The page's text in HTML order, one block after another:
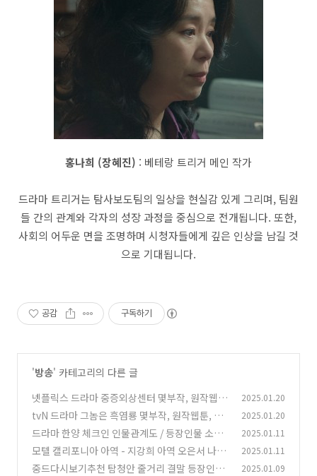
홍나희 (장혜진) : 베테랑 트리거 메인 작가
드라마 트리거는 탐사보도팀의 일상을 현실감 있게 그리며, 팀원
들 간의 관계와 각자의 성장 과정을 중심으로 전개됩니다. 또한,
사회의 어두운 면을 조명하며 시청자들에게 깊은 인상을 남길 것
으로 기대됩니다.
공감 구독하기
'방송' 카테고리의 다른 글
넷플릭스 드라마 중증외상센터 몇부작, 원작웹툰
골든아워, 줄거리/결말, 등장인물 주지훈 추영우
하영 윤경호 정재광
(0)
2025.01.20
tvN 드라마 그놈은 흑염룡 몇부작, 원작웹툰, 줄
거리/결말, 등장인물 문가영 최현욱 임세미 곽시
양
(0)
2025.01.20
드라마 한양 체크인 인물관계도 / 등장인물 소개
(0)
2025.01.11
모텔 캘리포니아 아역 - 지강희 아역 오은서 나이,
출연 드라마, 영화
(0)
2025.01.11
중드다시보기추천 탐청안 줄거리 결말 등장인물
2025.01.09